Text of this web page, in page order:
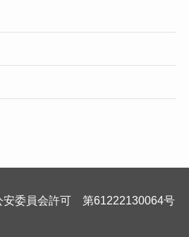
安委員会許可 第61222130064号